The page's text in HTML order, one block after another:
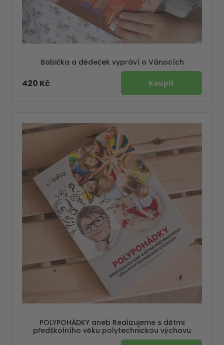
Babička a dědeček vypráví o Vánocích
420 Kč
POLYPOHÁDKY aneb Realizujeme s dětmi
předškolního věku polytechnickou výchovu